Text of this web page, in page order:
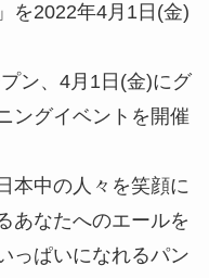
を2022年4月1日(金)
ン、4月1日(金)にグ
ングイベントを開催
本中の人々を笑顔に
あなたへのエールを
っぱいになれるパン